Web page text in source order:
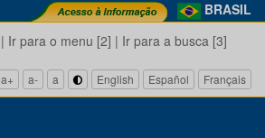
BRASIL
| Ir para o menu [2] | Ir para a busca [3]
a+ a- a English Español Français